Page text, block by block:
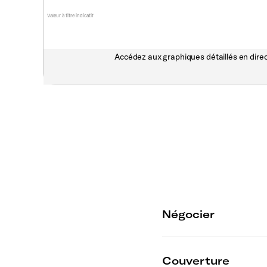
Valeur à titre indicatif
Accédez aux graphiques détaillés en